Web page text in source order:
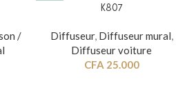
/
K807
Diffuseur, Diffuseur mural,
Diffuseur voiture
CFA 25.000